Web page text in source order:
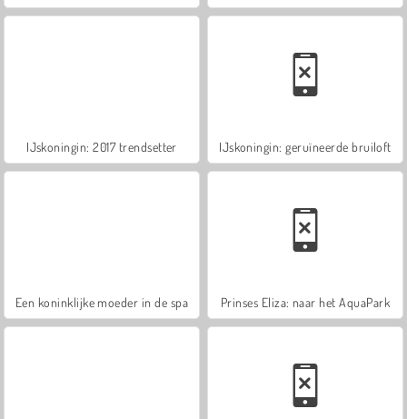
IJskoningin: 2017 trendsetter IJskoningin: geruïneerde bruiloft
Een koninklijke moeder in de spa Prinses Eliza: naar het AquaPark